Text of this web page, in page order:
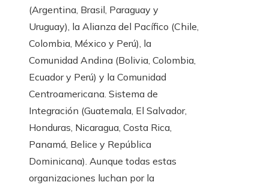
(Argentina, Brasil, Paraguay y
Uruguay), la Alianza del Pacífico (Chile,
Colombia, México y Perú), la
Comunidad Andina (Bolivia, Colombia,
Ecuador y Perú) y la Comunidad
Centroamericana. Sistema de
Integración (Guatemala, El Salvador,
Honduras, Nicaragua, Costa Rica,
Panamá, Belice y República
Dominicana). Aunque todas estas
organizaciones luchan por la